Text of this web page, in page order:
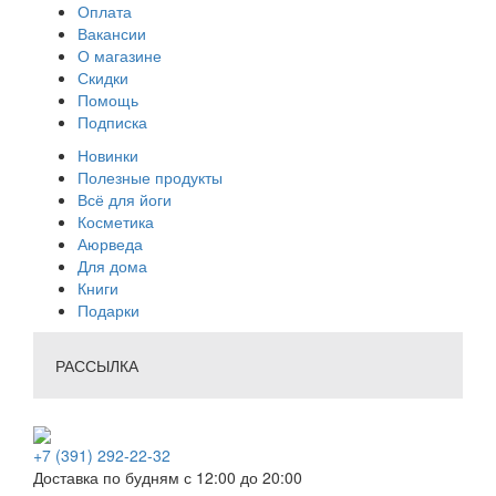
Оплата
Вакансии
О магазине
Скидки
Помощь
Подписка
Новинки
Полезные продукты
Всё для йоги
Косметика
Аюрведа
Для дома
Книги
Подарки
РАССЫЛКА
+7 (391) 292-22-32
Доставка по будням с 12:00 до 20:00